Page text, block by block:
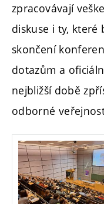
zpracovávají
diskuse i ty, které
skončení
dotazům a
nejbližší době
odborné